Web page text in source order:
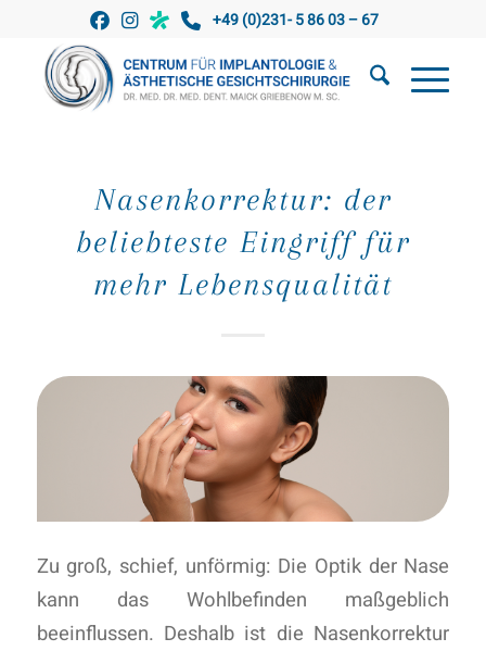
+49 (0)231- 5 86 03 – 67
Nasenkorrektur: der
beliebteste Eingriff für
mehr Lebensqualität
Zu groß, schief, unförmig: Die Optik der Nase
kann das Wohlbefinden maßgeblich
beeinflussen. Deshalb ist die Nasenkorrektur